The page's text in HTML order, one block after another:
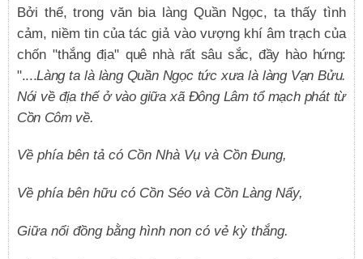
Bởi thế, trong văn bia làng Quần Ngọc, ta thấy tình
cảm, niềm tin của tác giả vào vượng khí âm trạch của
chốn "thắng địa" quê nhà rất sâu sắc, đầy hào hứng:
"....Làng ta là làng Quần Ngọc tức xưa là làng Vạn Bửu.
Nói về địa thế ở vào giữa xã Đông Lâm tổ mạch phát từ
Cồn Côm về.
Về phía bên tả có Cồn Nhà Vụ và Cồn Đung,
Về phía bên hữu có Cồn Séo và Cồn Làng Nẩy,
Giữa nổi đồng bằng hình non có vẻ kỳ thắng.